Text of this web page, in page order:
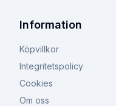
Information
Köpvillkor
Integritetspolicy
Cookies
Om oss